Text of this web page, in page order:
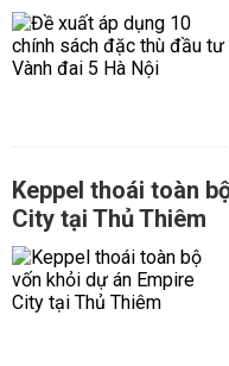
Keppel thoái toàn
City tại Thủ Thiêm